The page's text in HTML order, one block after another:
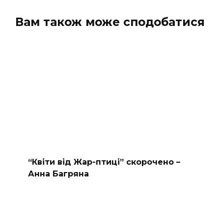
Вам також може сподобатися
“Квіти від Жар-птиці” скорочено –
Анна Багряна